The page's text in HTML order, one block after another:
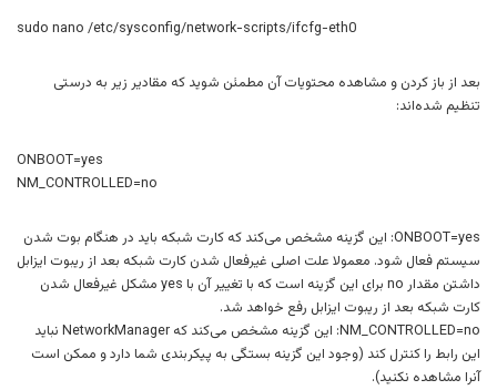
sudo nano /etc/sysconfig/network-scripts/ifcfg-eth0
بعد از باز کردن و مشاهده محتویات آن مطمئن شوید که مقادیر زیر به درستی
تنظیم شده‌اند:
ONBOOT=yes
NM_CONTROLLED=no
ONBOOT=yes: این گزینه مشخص می‌کند که کارت شبکه باید در هنگام بوت شدن
سیستم فعال شود. معمولا علت اصلی غیرفعال شدن کارت شبکه بعد از ریبوت ایزابل
داشتن مقدار no برای این گزینه است که با تغییر آن با yes مشکل غیرفعال شدن
کارت شبکه بعد از ریبوت ایزابل رفع خواهد شد.
NM_CONTROLLED=no: این گزینه مشخص می‌کند که NetworkManager نباید
این رابط را کنترل کند (وجود این گزینه بستگی به پیکربندی شما دارد و ممکن است
آنرا مشاهده نکنید).